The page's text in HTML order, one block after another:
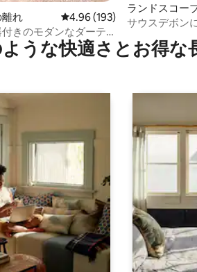
の平均評価
れ レビュー193件、5つ星中
4.96 (193)
きのモダンなダーテ
ンスタジオ
ランドスコー
ス
サウスデボン
うな快⁠適⁠さ⁠とお⁠得⁠な